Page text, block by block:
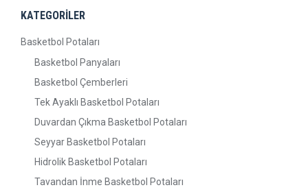
KATEGORİLER
Basketbol Potaları
Basketbol Panyaları
Basketbol Çemberleri
Tek Ayaklı Basketbol Potaları
Duvardan Çıkma Basketbol Potaları
Seyyar Basketbol Potaları
Hidrolik Basketbol Potaları
Tavandan İnme Basketbol Potaları